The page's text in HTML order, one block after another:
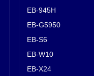
EB-945H
EB-G5950
EB-S6
EB-W10
EB-X24